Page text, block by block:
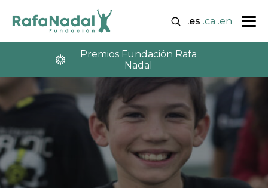
.es .ca .en
Premios Fundación Rafa
Nadal